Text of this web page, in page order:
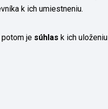
k ich umiestneniu.
potom je súhlas k ich